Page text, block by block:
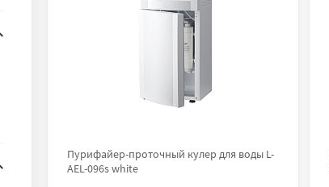
Пурифайер-проточный кулер для воды L-
AEL-096s white